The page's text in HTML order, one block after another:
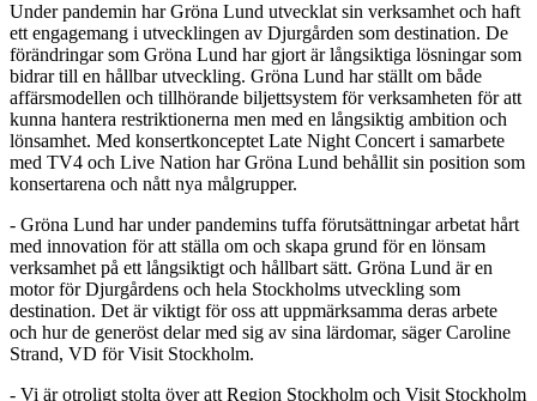
Under pandemin har Gröna Lund utvecklat sin verksamhet och haft
ett engagemang i utvecklingen av Djurgården som destination. De
förändringar som Gröna Lund har gjort är långsiktiga lösningar som
bidrar till en hållbar utveckling. Gröna Lund har ställt om både
affärsmodellen och tillhörande biljettsystem för verksamheten för att
kunna hantera restriktionerna men med en långsiktig ambition och
lönsamhet. Med konsertkonceptet Late Night Concert i samarbete
med TV4 och Live Nation har Gröna Lund behållit sin position som
konsertarena och nått nya målgrupper.
- Gröna Lund har under pandemins tuffa förutsättningar arbetat hårt
med innovation för att ställa om och skapa grund för en lönsam
verksamhet på ett långsiktigt och hållbart sätt. Gröna Lund är en
motor för Djurgårdens och hela Stockholms utveckling som
destination. Det är viktigt för oss att uppmärksamma deras arbete
och hur de generöst delar med sig av sina lärdomar, säger Caroline
Strand, VD för Visit Stockholm.
- Vi är otroligt stolta över att Region Stockholm och Visit Stockholm